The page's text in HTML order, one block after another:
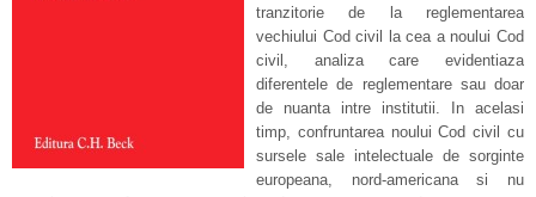
tranzitorie de la reglementarea
vechiului Cod civil la cea a noului Cod
civil, analiza care evidentiaza
diferentele de reglementare sau doar
de nuanta intre institutii. In acelasi
timp, confruntarea noului Cod civil cu
sursele sale intelectuale de sorginte
europeana, nord-americana si nu